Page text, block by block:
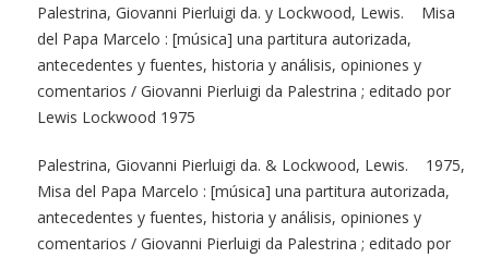
Palestrina, Giovanni Pierluigi da. y Lockwood, Lewis. Misa
del Papa Marcelo : [música] una partitura autorizada,
antecedentes y fuentes, historia y análisis, opiniones y
comentarios / Giovanni Pierluigi da Palestrina ; editado por
Lewis Lockwood 1975
Palestrina, Giovanni Pierluigi da. & Lockwood, Lewis. 1975,
Misa del Papa Marcelo : [música] una partitura autorizada,
antecedentes y fuentes, historia y análisis, opiniones y
comentarios / Giovanni Pierluigi da Palestrina ; editado por